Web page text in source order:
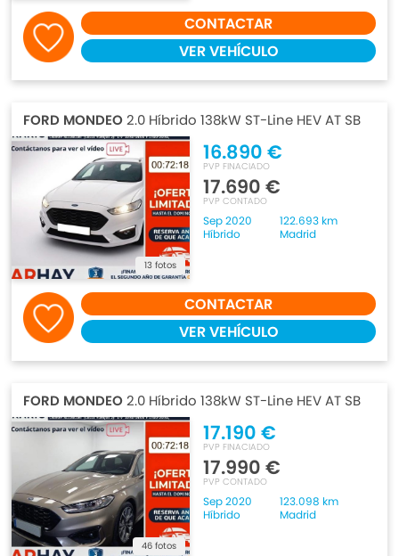
CONTACTAR
VER VEHÍCULO
FORD MONDEO2.0 Híbrido 138kW ST-Line HEV AT SB
13 fotos
16.890 €
PVP FINACIADO
17.690 €
PVP CONTADO
Sep 2020
122.693 km
Híbrido
Madrid
CONTACTAR
VER VEHÍCULO
FORD MONDEO2.0 Híbrido 138kW ST-Line HEV AT SB
46 fotos
17.190 €
PVP FINACIADO
17.990 €
PVP CONTADO
Sep 2020
123.098 km
Híbrido
Madrid